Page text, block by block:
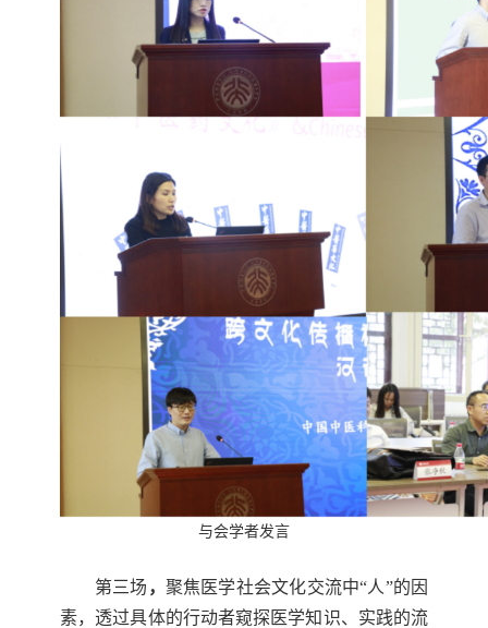
与会学者发言
第三场 ， 聚焦 医学社会文化交流中“人”的因
素，透过具体的行动者窥探医学知识、实践的流